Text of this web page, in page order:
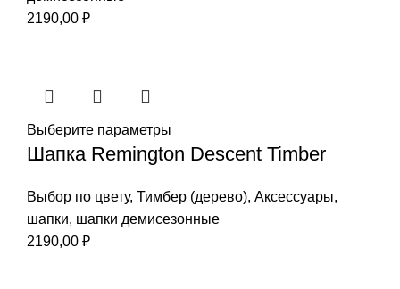
2190,00 ₽
Выберите параметры
Шапка Remington Descent Timber
Выбор по цвету, Тимбер (дерево), Аксессуары,
шапки, шапки демисезонные
2190,00 ₽